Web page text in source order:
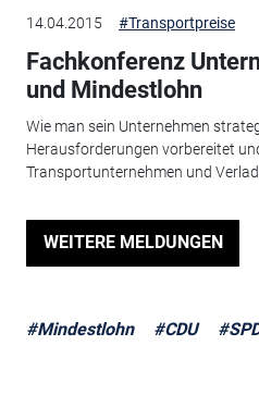
14.04.2015 #Transportpreise
Fachkonferenz
und Mindestlohn
Wie man sein Unternehmen
Herausforderungen vorbereitet
Transportunternehmen und
WEITERE MELDUNGEN
#Mindestlohn #CDU